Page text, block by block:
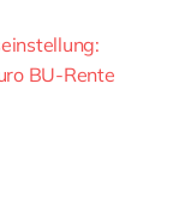
BU-Rente